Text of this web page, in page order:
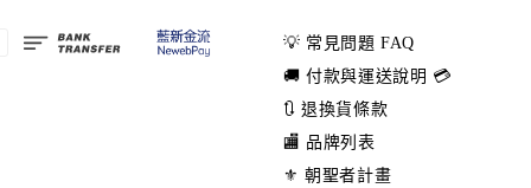
💡 常見問題 FAQ
🚚 付款與運送說明 💳
🔃 退換貨條款
🏬 品牌列表
⚜️ 朝聖者計畫